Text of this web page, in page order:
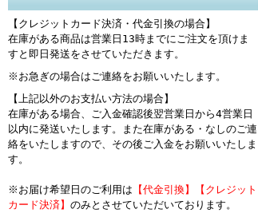
【クレジットカード決済・代金引換の場合】
在庫がある商品は営業日13時までにご注文を頂けま
すと即日発送をさせていただきます。
※お急ぎの場合はご連絡をお願いいたします。
【上記以外のお支払い方法の場合】
在庫がある場合、ご入金確認後翌営業日から4営業日
以内に発送いたします。また在庫がある・なしのご連
絡をいたしますので、その後ご入金をお願いいたしま
す。
※お届け希望日のご利用は 【代金引換】【クレジット
カード決済】 のみとさせていただいております。